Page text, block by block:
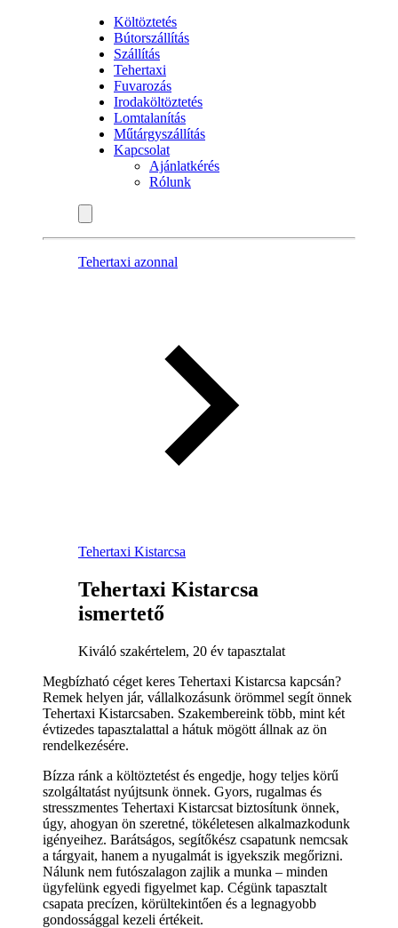
Költöztetés
Bútorszállítás
Szállítás
Tehertaxi
Fuvarozás
Irodaköltöztetés
Lomtalanítás
Műtárgyszállítás
Kapcsolat
Ajánlatkérés
Rólunk
Tehertaxi azonnal
Tehertaxi Kistarcsa
Tehertaxi Kistarcsa
ismertető
Kiváló szakértelem, 20 év tapasztalat
Megbízható céget keres Tehertaxi Kistarcsa kapcsán?
Remek helyen jár, vállalkozásunk örömmel segít önnek
Tehertaxi Kistarcsaben. Szakembereink több, mint két
évtizedes tapasztalattal a hátuk mögött állnak az ön
rendelkezésére.
Bízza ránk a költöztetést és engedje, hogy teljes körű
szolgáltatást nyújtsunk önnek. Gyors, rugalmas és
stresszmentes Tehertaxi Kistarcsat biztosítunk önnek,
úgy, ahogyan ön szeretné, tökéletesen alkalmazkodunk
igényeihez. Barátságos, segítőkész csapatunk nemcsak
a tárgyait, hanem a nyugalmát is igyekszik megőrizni.
Nálunk nem futószalagon zajlik a munka – minden
ügyfelünk egyedi figyelmet kap. Cégünk tapasztalt
csapata precízen, körültekintően és a legnagyobb
gondossággal kezeli értékeit.